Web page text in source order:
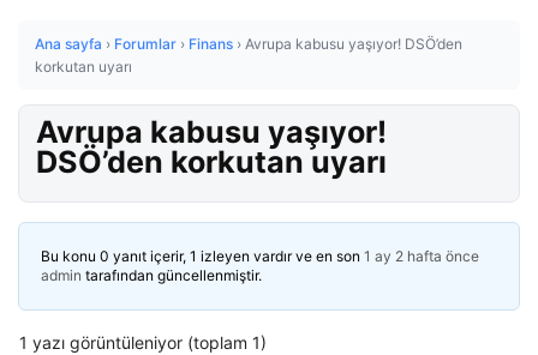
Ana sayfa › Forumlar › Finans › Avrupa kabusu yaşıyor! DSÖ’den
korkutan uyarı
Avrupa kabusu yaşıyor!
DSÖ’den korkutan uyarı
Bu konu 0 yanıt içerir, 1 izleyen vardır ve en son 1 ay 2 hafta önce
admin tarafından güncellenmiştir.
1 yazı görüntüleniyor (toplam 1)